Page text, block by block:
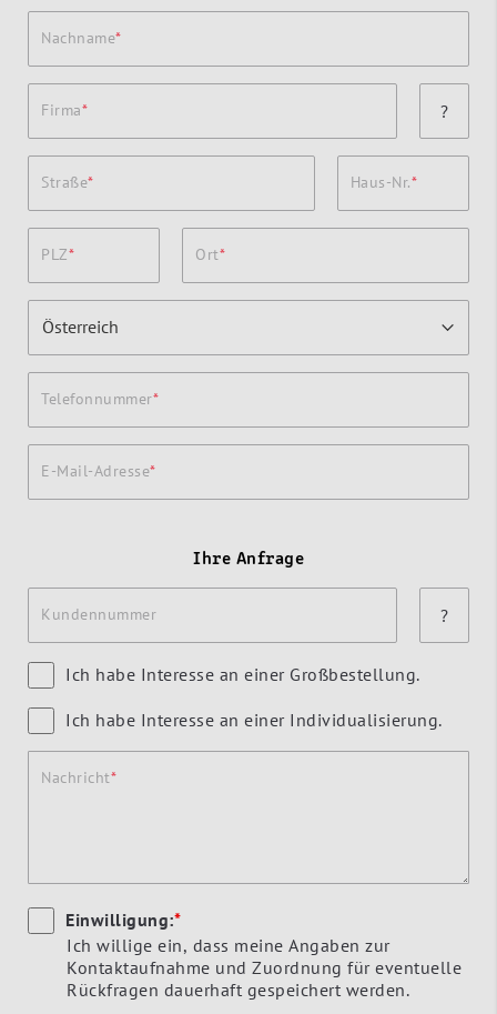
Nachname
Firma ?
Straße Haus-Nr.
PLZ Ort
Telefonnummer
E-Mail-Adresse
Ihre Anfrage
Kundennummer ?
Ich habe Interesse an einer Großbestellung.
Ich habe Interesse an einer Individualisierung.
Nachricht
Einwilligung:*
Ich willige ein, dass meine Angaben zur
Kontaktaufnahme und Zuordnung für eventuelle
Rückfragen dauerhaft gespeichert werden.